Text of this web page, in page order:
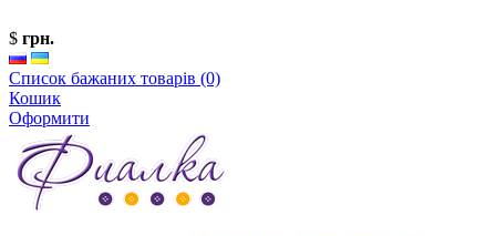
$ грн.
Список бажаних товарів (0)
Кошик
Оформити